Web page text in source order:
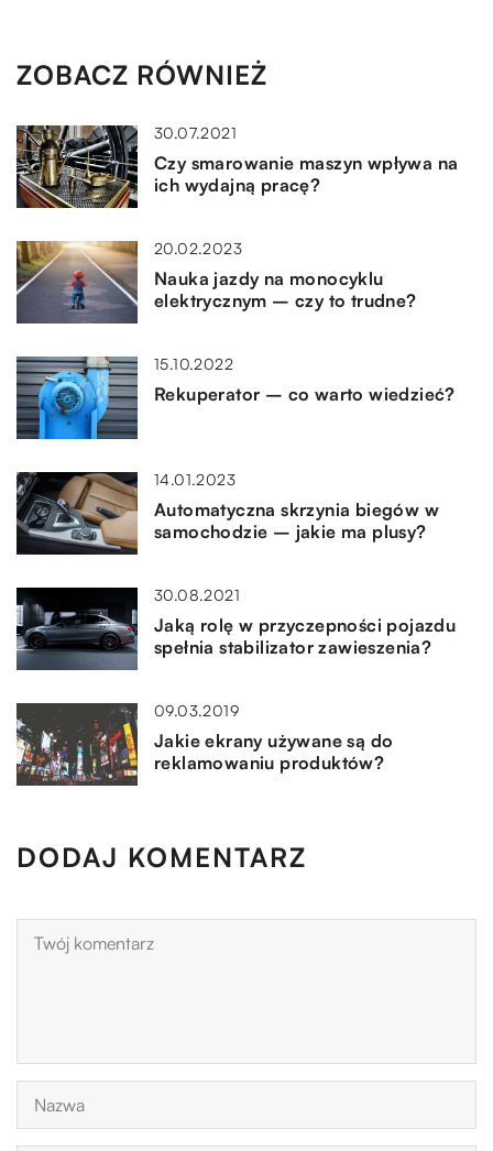
ZOBACZ RÓWNIEŻ
30.07.2021
Czy smarowanie maszyn wpływa na
ich wydajną pracę?
20.02.2023
Nauka jazdy na monocyklu
elektrycznym – czy to trudne?
15.10.2022
Rekuperator – co warto wiedzieć?
14.01.2023
Automatyczna skrzynia biegów w
samochodzie – jakie ma plusy?
30.08.2021
Jaką rolę w przyczepności pojazdu
spełnia stabilizator zawieszenia?
09.03.2019
Jakie ekrany używane są do
reklamowaniu produktów?
DODAJ KOMENTARZ